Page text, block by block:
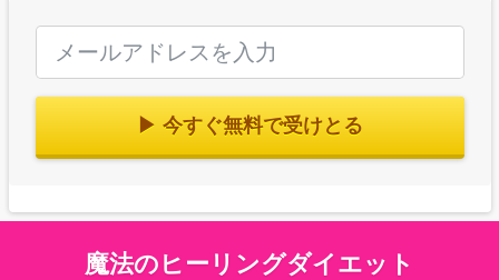
▶ 今すぐ無料で受けとる
魔法のヒーリングダイエット